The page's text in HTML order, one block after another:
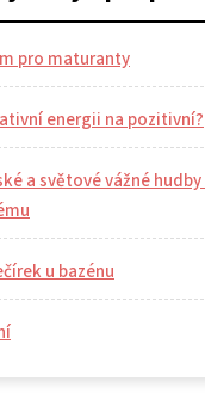
pro maturanty
energii na pozitivní?
a světové vážné
u bazénu